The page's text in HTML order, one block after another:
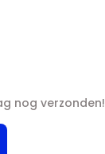
nog verzonden!